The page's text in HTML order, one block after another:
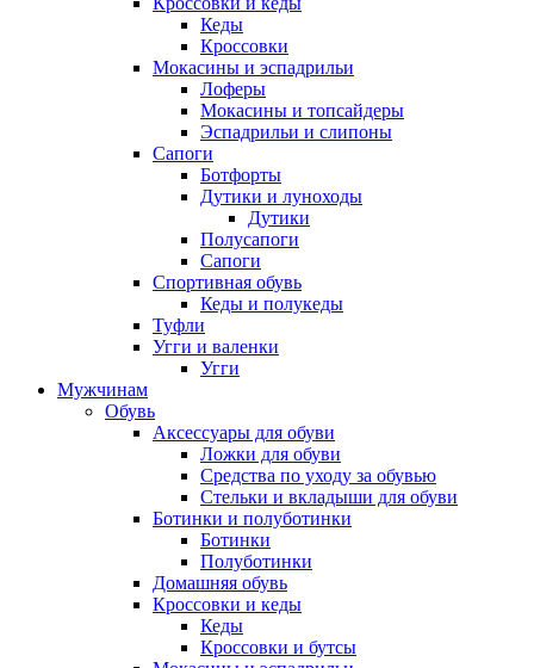
Кеды
Кроссовки
Мокасины и эспадрильи
Лоферы
Мокасины и топсайдеры
Эспадрильи и слипоны
Сапоги
Ботфорты
Дутики и луноходы
Дутики
Полусапоги
Сапоги
Спортивная обувь
Кеды и полукеды
Туфли
Угги и валенки
Угги
Мужчинам
Обувь
Аксессуары для обуви
Ложки для обуви
Средства по уходу за обувью
Стельки и вкладыши для обуви
Ботинки и полуботинки
Ботинки
Полуботинки
Домашняя обувь
Кроссовки и кеды
Кеды
Кроссовки и бутсы